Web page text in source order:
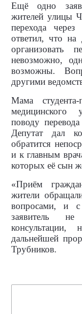
Ещё одно
жителей улицы
перехода через
ответил, что на
организовать
невозможно,
возможны.
другими
Мама студента-
медицинского
поводу
Депутат дал
обратится
и к главным
которых её сын
«Приём
жители
вопросами, и
заявитель
консультации,
дальнейшей
Трубников.